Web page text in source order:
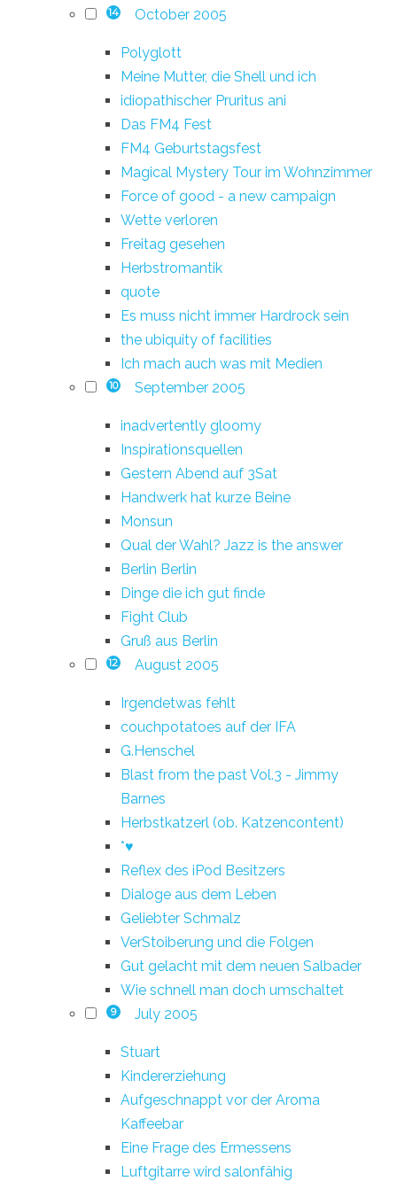
14 October 2005
Polyglott
Meine Mutter, die Shell und ich
idiopathischer Pruritus ani
Das FM4 Fest
FM4 Geburtstagsfest
Magical Mystery Tour im Wohnzimmer
Force of good - a new campaign
Wette verloren
Freitag gesehen
Herbstromantik
quote
Es muss nicht immer Hardrock sein
the ubiquity of facilities
Ich mach auch was mit Medien
10 September 2005
inadvertently gloomy
Inspirationsquellen
Gestern Abend auf 3Sat
Handwerk hat kurze Beine
Monsun
Qual der Wahl? Jazz is the answer
Berlin Berlin
Dinge die ich gut finde
Fight Club
Gruß aus Berlin
12 August 2005
Irgendetwas fehlt
couchpotatoes auf der IFA
G.Henschel
Blast from the past Vol.3 - Jimmy
Barnes
Herbstkatzerl (ob. Katzencontent)
*♥
Reflex des iPod Besitzers
Dialoge aus dem Leben
Geliebter Schmalz
VerStoiberung und die Folgen
Gut gelacht mit dem neuen Salbader
Wie schnell man doch umschaltet
9 July 2005
Stuart
Kindererziehung
Aufgeschnappt vor der Aroma
Kaffeebar
Eine Frage des Ermessens
Luftgitarre wird salonfähig